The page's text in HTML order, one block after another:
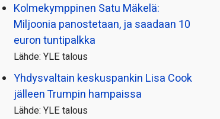
Kolmekymppinen Satu Mäkelä:
Miljoonia panostetaan, ja saadaan 10
euron tuntipalkka
Lähde: YLE talous
Yhdysvaltain keskuspankin Lisa Cook
jälleen Trumpin hampaissa
Lähde: YLE talous